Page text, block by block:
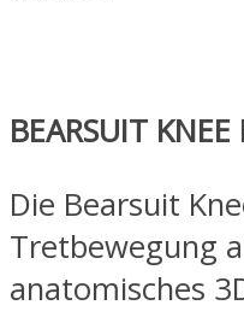
BEARSUIT KNEE
Die Bearsuit
Tretbewegung
anatomisches